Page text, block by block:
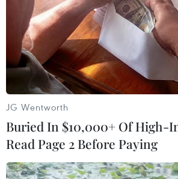
kết gỗ ở hành lang an toàn
giao thông Quốc lộ 22B
07/08/2026 04:31
Premia
lại
Hồ Chí
07/08/2026
giao thông sau vụ sạt lở
dự án
JG Wentworth
Buried In $10,000+ Of High-
Read Page 2 Before Paying